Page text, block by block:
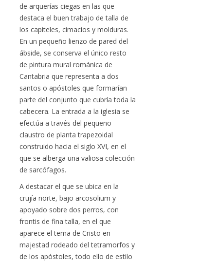
de arquerías ciegas en las que
destaca el buen trabajo de talla de
los capiteles, cimacios y molduras.
En un pequeño lienzo de pared del
ábside, se conserva el único resto
de pintura mural románica de
Cantabria que representa a dos
santos o apóstoles que formarían
parte del conjunto que cubría toda la
cabecera. La entrada a la iglesia se
efectúa a través del pequeño
claustro de planta trapezoidal
construido hacia el siglo XVI, en el
que se alberga una valiosa colección
de sarcófagos.
A destacar el que se ubica en la
crujía norte, bajo arcosolium y
apoyado sobre dos perros, con
frontis de fina talla, en el que
aparece el tema de Cristo en
majestad rodeado del tetramorfos y
de los apóstoles, todo ello de estilo